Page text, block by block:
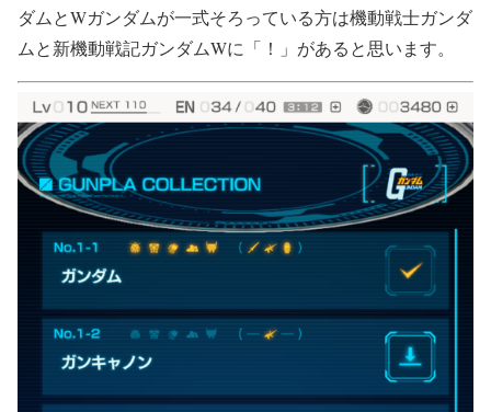
ダムとWガンダムが一式そろっている方は機動戦士ガンダ
ムと新機動戦記ガンダムWに「！」があると思います。